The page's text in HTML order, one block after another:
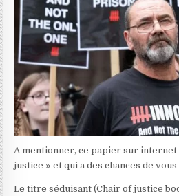
A mentionner, ce papier sur internet
justice » et qui a des chances de
Le titre séduisant (Chair of justice